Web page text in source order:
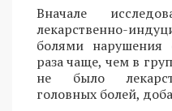
Вначале
лекарственно-
болями нарушения
раза чаще, чем в
не было
головных болей,